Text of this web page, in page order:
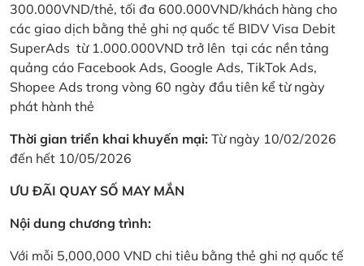
300.000VND/thẻ, tối đa 600.000VND/khách hàng cho
các giao dịch bằng thẻ ghi nợ quốc tế BIDV Visa Debit
SuperAds từ 1.000.000VND trở lên tại các nền tảng
quảng cáo Facebook Ads, Google Ads, TikTok Ads,
Shopee Ads trong vòng 60 ngày đầu tiên kể từ ngày
phát hành thẻ
Thời gian triển khai khuyến mại: Từ ngày 10/02/2026
đến hết 10/05/2026
ƯU ĐÃI QUAY SỐ MAY MẮN
Nội dung chương trình:
Với mỗi 5,000,000 VND chi tiêu bằng thẻ ghi nợ quốc tế